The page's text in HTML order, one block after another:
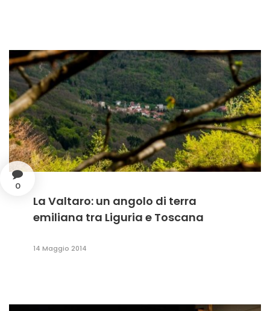
0
La Valtaro: un angolo di terra
emiliana tra Liguria e Toscana
14 Maggio 2014